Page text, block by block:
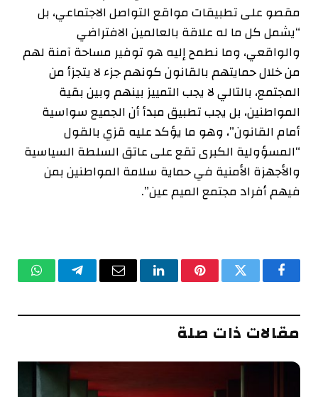
مقصو على تطبيقات مواقع التواصل الاجتماعي، بل
“يشمل كل ما له علاقة بالعالمين الافتراضي
والواقعي، وما نطمح إليه هو توفير مساحة آمنة لهم
من خلال حمايتهم بالقانون كونهم جزء لا يتجزأ من
المجتمع، بالتالي لا يجب التمييز بينهم وبين بقية
المواطنين، بل يجب تطبيق مبدأ أن الجميع سواسية
أمام القانون”، وهو ما يؤكد عليه قزي بالقول
“المسؤولية الكبرى تقع على عاتق السلطة السياسية
والأجهزة الأمنية في حماية سلامة المواطنين بمن
فيهم أفراد مجتمع الميم عين”.
فيسبوكتويتر بينتيريستلينكدإنالبريد تيلقرام
مقالات ذات صلة